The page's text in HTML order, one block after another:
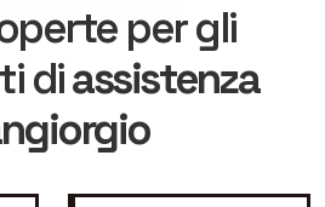
per gli
diassistenza